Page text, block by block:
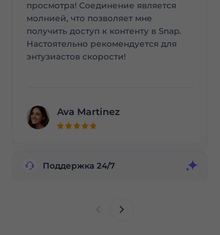
просмотра! Соединение является
молнией, что позволяет мне
получить доступ к контенту в Snap.
Настоятельно рекомендуется для
энтузиастов скорости!
Ava Martinez
Поддержка 24/7